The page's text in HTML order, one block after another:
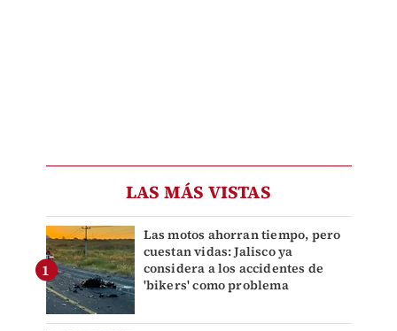
LAS MÁS VISTAS
Las motos ahorran tiempo, pero
cuestan vidas: Jalisco ya
considera a los accidentes de
'bikers' como problema